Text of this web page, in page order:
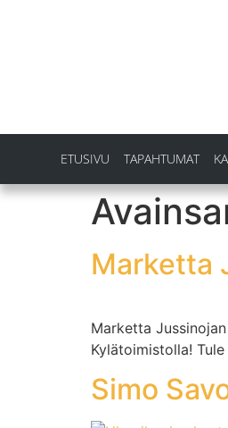
ETUSIVU TAPAHTUMAT
Marketta
Marketta
Kylätoimistolla!
Simo